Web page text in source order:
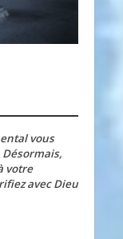
vous
Désormais,
votre
avec Dieu